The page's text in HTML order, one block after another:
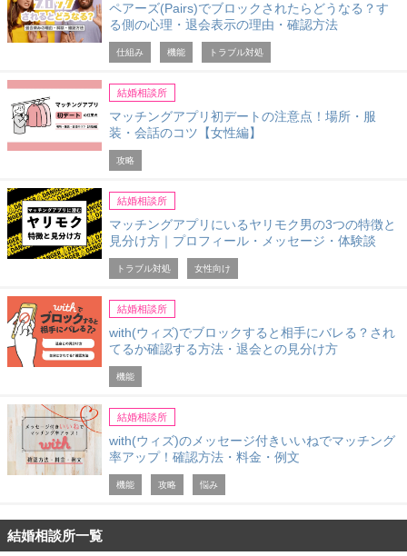
ペアーズ(Pairs)でブロックされたらどうなる？す
る側の心理・退会表示の理由・確認方法
仕組み 機能 トラブル対処
結婚相談所
マッチングアプリ初デートの注意点！場所・服
装・会話のコツ【女性編】
攻略
結婚相談所
マッチングアプリにいるヤリモク男の3つの特徴と
見分け方｜プロフィール・メッセージ・体験談
トラブル対処 女性向け
結婚相談所
with(ウィズ)でブロックすると相手にバレる？され
てるか確認する方法・退会との見分け方
機能
結婚相談所
with(ウィズ)のメッセージ付きいいねでマッチング
率アップ！確認方法・料金・例文
機能 攻略 悩み
結婚相談所一覧